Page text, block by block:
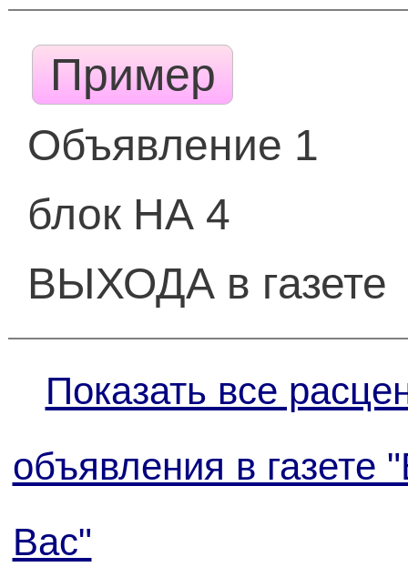
Пример
Объявление 1
блок НА 4
ВЫХОДА в газете
Показать все
объявления в газете
Вас"